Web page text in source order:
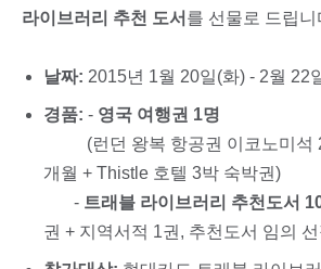
라이브러리 추천 도서 를 선물로 드립니
날짜: 2015년 1월 20일(화) - 2월 22
경품: - 영국 여행권 1명
(런던 왕복 항공권 이코노미석
개월 + Thistle 호텔 3박 숙박권)
- 트래블 라이브러리 추천도서
권 + 지역서적 1권, 추천도서 임의